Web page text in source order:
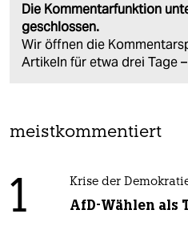
Die Kommentarfunktion
geschlossen.
Wir öffnen die
Artikeln für etwa drei Tage –
meistkommentiert
1 Krise der
AfD-Wählen als